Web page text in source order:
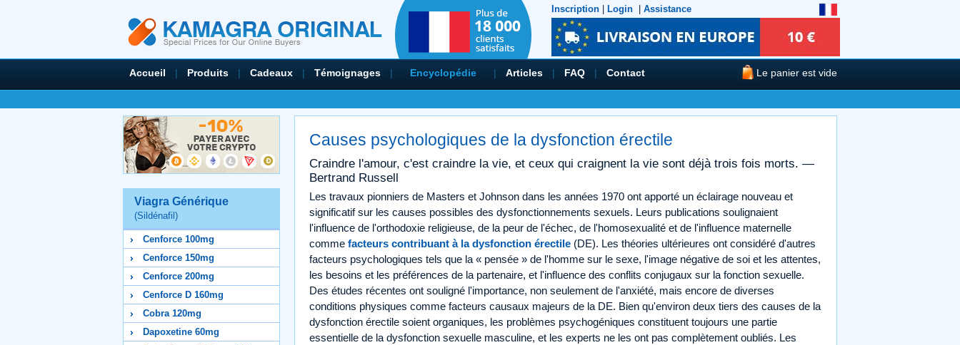
Inscription Login Assistance
Accueil | Produits | Cadeaux | Témoignages | Encyclopédie | Articles | FAQ | Contact Le panier est vide
Viagra Générique
(Sildénafil)
Cenforce 100mg
Cenforce 150mg
Cenforce 200mg
Cenforce D 160mg
Cobra 120mg
Dapoxetine 60mg
Causes psychologiques de la dysfonction érectile
Craindre l'amour, c'est craindre la vie, et ceux qui craignent la vie sont déjà trois fois morts. —
Bertrand Russell
Les travaux pionniers de Masters et Johnson dans les années 1970 ont apporté un éclairage nouveau et
significatif sur les causes possibles des dysfonctionnements sexuels. Leurs publications soulignaient
l'influence de l'orthodoxie religieuse, de la peur de l'échec, de l'homosexualité et de l'influence maternelle
comme facteurs contribuant à la dysfonction érectile (DE). Les théories ultérieures ont considéré d'autres
facteurs psychologiques tels que la « pensée » de l'homme sur le sexe, l'image négative de soi et les attentes,
les besoins et les préférences de la partenaire, et l'influence des conflits conjugaux sur la fonction sexuelle.
Des études récentes ont souligné l'importance, non seulement de l'anxiété, mais encore de diverses
conditions physiques comme facteurs causaux majeurs de la DE. Bien qu'environ deux tiers des causes de la
dysfonction érectile soient organiques, les problèmes psychogéniques constituent toujours une partie
essentielle de la dysfonction sexuelle masculine, et les experts ne les ont pas complètement oubliés. Les